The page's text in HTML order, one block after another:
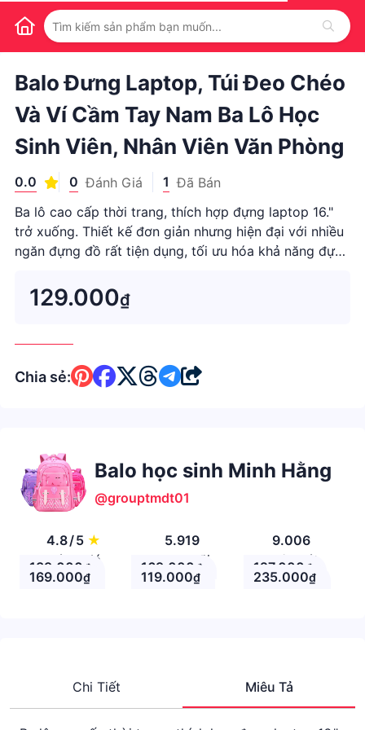
1 1
Balo Đưng Laptop, Túi Đeo Chéo
Và Ví Cầm Tay Nam Ba Lô Học
Sinh Viên, Nhân Viên Văn Phòng
0.0 0 Đánh Giá 1 Đã Bán
Ba lô cao cấp thời trang, thích hợp đựng laptop 16."
trở xuống. Thiết kế đơn giản nhưng hiện đại với nhiều
ngăn đựng đồ rất tiện dụng, tối ưu hóa khả năng đựng
sự sang trọng, đăng cấp Làm từ vải trơn Polyester kết
hợp129.000₫
Chia sẻ:
Balo học sinh Minh Hằng
@grouptmdt01
4.8/5 ★
Đánh giá
5.919
Theo Dõi
9.006
Nhận xét
139.000 ₫ 169.000 ₫ 127.000 ₫
169.000₫ 119.000₫ 235.000₫
Chi Tiết Miêu Tả